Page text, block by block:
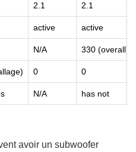
2.1 2.1
active active
N/A 330 (overall)
0 0
N/A has not
avoir un subwoofer